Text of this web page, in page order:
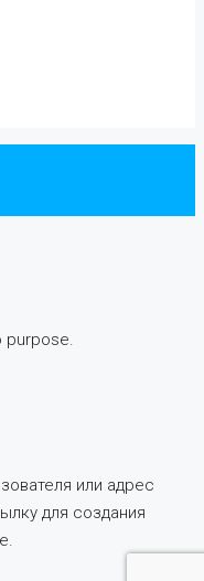
purpose.
или адрес
для создания